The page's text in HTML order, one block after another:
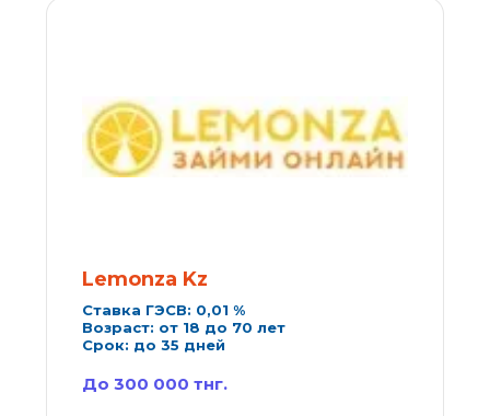
Lemonza Kz
Ставка ГЭСВ: 0,01 %
Возраст: от 18 до 70 лет
Срок: до 35 дней
До 300 000 тнг.